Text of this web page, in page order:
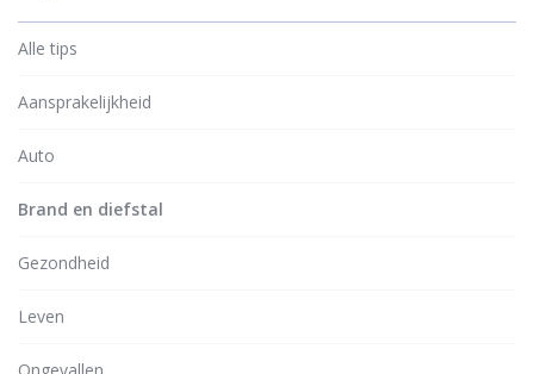
Alle tips
Aansprakelijkheid
Auto
Brand en diefstal
Gezondheid
Leven